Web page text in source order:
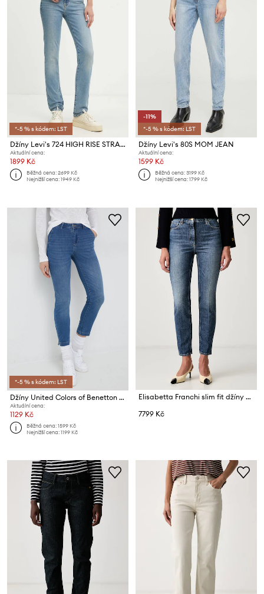
*-5 % s kódem: LST
Džíny Levi's 724 HIGH RISE STRAIGHT
Aktuální cena:
1899 Kč
Běžná cena:2699 Kč
Nejnižší cena:1949 Kč
-11%
*-5 % s kódem: LST
Džíny Levi's 80S MOM JEAN
Aktuální cena:
1599 Kč
Běžná cena:3199 Kč
Nejnižší cena:1799 Kč
*-5 % s kódem: LST
Džíny United Colors of Benetton Scarlett
Aktuální cena:
1129 Kč
Běžná cena:1599 Kč
Nejnižší cena:1199 Kč
Elisabetta Franchi slim fit džíny dámské
7799 Kč